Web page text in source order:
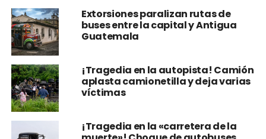
Extorsiones paralizan rutas de
buses entre la capital y Antigua
Guatemala
¡Tragedia en la autopista! Camión
aplasta camionetilla y deja varias
víctimas
¡Tragedia en la «carretera de la